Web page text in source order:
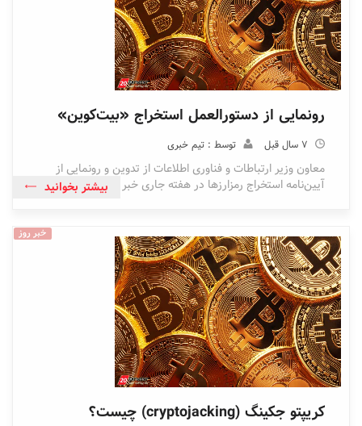
رونمایی از دستورالعمل استخراج «بیت‌کوین»
7 سال قبل توسط : تیم خبری
معاون وزیر ارتباطات و فناوری اطلاعات از تدوین و رونمایی از
آیین‌نامه استخراج رمزارزها در هفته جاری خبر داد.بیشتر بخوانید
خبر روز
کریپتو جکینگ (cryptojacking) چیست؟